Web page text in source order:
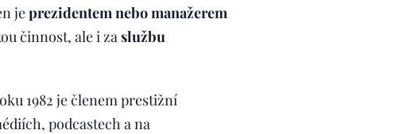
jeprezidentem nebo manažerem
činnost, ale i zaslužbu
1982 je členem prestižní
podcastech a na